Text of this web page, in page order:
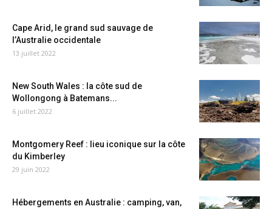
Cape Arid, le grand sud sauvage de
l’Australie occidentale
13 juillet 2022
New South Wales : la côte sud de
Wollongong à Batemans...
6 juillet 2022
Montgomery Reef : lieu iconique sur la côte
du Kimberley
29 juin 2022
Hébergements en Australie : camping, van,